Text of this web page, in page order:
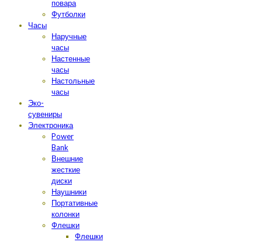
повара
Футболки
Часы
Наручные
часы
Настенные
часы
Настольные
часы
Эко-
сувениры
Электроника
Power
Bank
Внешние
жесткие
диски
Наушники
Портативные
колонки
Флешки
Флешки